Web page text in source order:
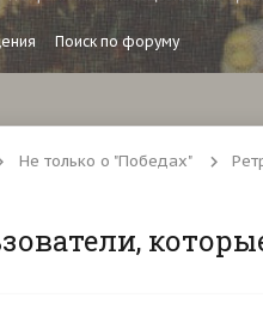
Поиск по форуму
Не только о "Победах"